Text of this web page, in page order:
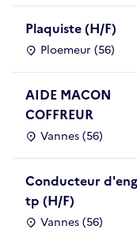
Plaquiste (H/F)
Ploemeur (56)
AIDE MACON
COFFREUR
Vannes (56)
Conducteur
tp (H/F)
Vannes (56)